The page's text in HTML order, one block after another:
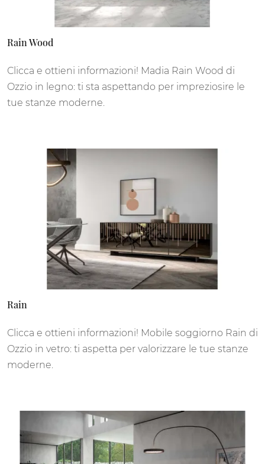
Rain Wood
Clicca e ottieni informazioni! Madia Rain Wood di
Ozzio in legno: ti sta aspettando per impreziosire le
tue stanze moderne.
Rain
Clicca e ottieni informazioni! Mobile soggiorno Rain di
Ozzio in vetro: ti aspetta per valorizzare le tue stanze
moderne.